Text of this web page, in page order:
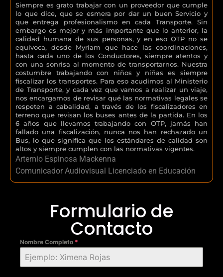
Siempre es grato trabajar con un proveedor que cumple
lo que dice, que se esmera por dar un buen Servicio y
que entrega profesionalismo en cada Transporte. Sin
embargo es mejor y más importante que lo anterior, la
calidad humana de sus personas, y en eso OTP no se
equivoca, desde Myriam que hace las coordinaciones,
hasta cada uno de los Conductores, siempre atentos y
con una sonrisa al momento de transportarnos. Nuestra
costumbre trabajando con niños y niñas es siempre
fiscalizar los transportes. Para eso acudimos al Ministerio
de Transporte, y cada vez que vamos a realizar un viaje,
nos encargamos de revisar qué las normativas legales se
respeten a cabalidad, a través de los fiscalizadores en
terreno que revisan los buses antes de la partida. En los
6 años que llevamos trabajando con OTP, jamás han
fallado una fiscalización, nunca nos han rechazado un
Bus, lo que significa que los estándares de calidad son
altos y siempre cumplen con las normativas vigentes.
Artemio Espinosa Mackenna
Comunicador Audiovisual Licenciado en Educación
Formulario de
Contacto
Nombre Completo *